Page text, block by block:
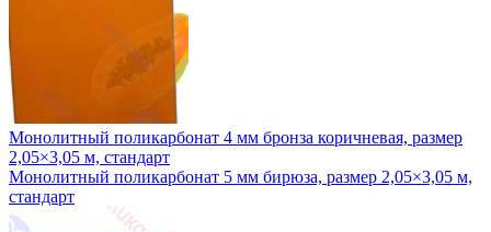
Монолитный поликарбонат 4 мм бронза коричневая, размер
2,05×3,05 м, стандарт
Монолитный поликарбонат 5 мм бирюза, размер 2,05×3,05 м,
стандарт